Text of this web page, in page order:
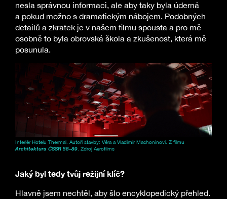
nesla správnou informaci, ale aby taky byla úderná
a pokud možno s dramatickým nábojem. Podobných
detailů a zkratek je v našem filmu spousta a pro mě
osobně to byla obrovská škola a zkušenost, která mě
posunula.
Interiér Hotelu Thermal. Autoři stavby: Věra a Vladimír Machoninovi. Z filmu
Architektura ČSSR 58–89 . Zdroj Aerofilms
Jaký byl tedy tvůj režijní klíč?
Hlavně jsem nechtěl, aby šlo encyklopedický přehled.